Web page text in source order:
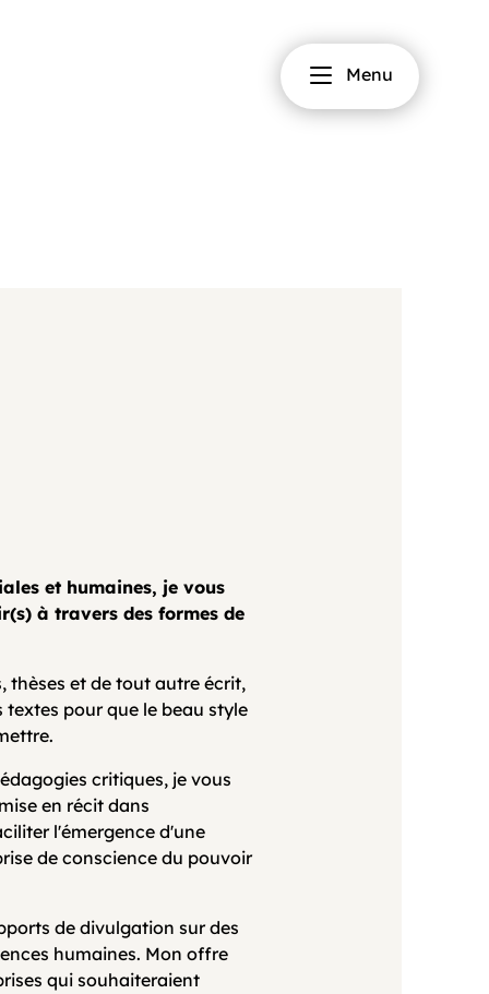
Menu
Fermer
et humaines, je vous
à travers des formes de
thèses et de tout autre écrit,
pour que le beau style
critiques, je vous
en récit dans
l'émergence d'une
de conscience du pouvoir
de divulgation sur des
humaines. Mon offre
qui souhaiteraient